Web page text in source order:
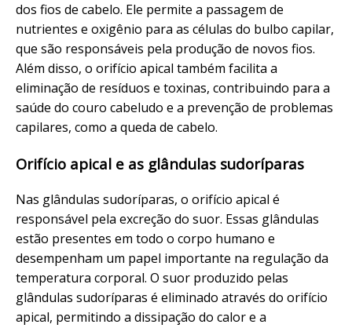
dos fios de cabelo. Ele permite a passagem de
nutrientes e oxigênio para as células do bulbo capilar,
que são responsáveis pela produção de novos fios.
Além disso, o orifício apical também facilita a
eliminação de resíduos e toxinas, contribuindo para a
saúde do couro cabeludo e a prevenção de problemas
capilares, como a queda de cabelo.
Orifício apical e as glândulas sudoríparas
Nas glândulas sudoríparas, o orifício apical é
responsável pela excreção do suor. Essas glândulas
estão presentes em todo o corpo humano e
desempenham um papel importante na regulação da
temperatura corporal. O suor produzido pelas
glândulas sudoríparas é eliminado através do orifício
apical, permitindo a dissipação do calor e a